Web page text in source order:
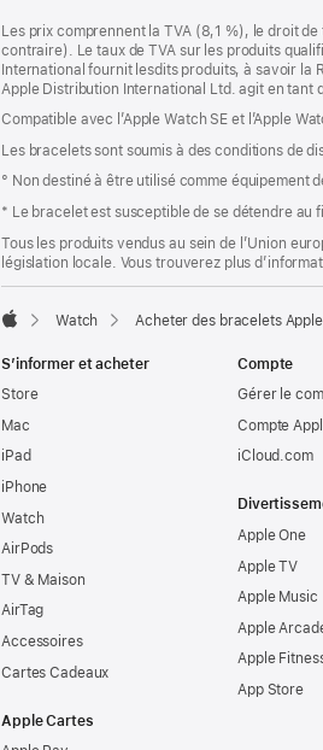
de
page
de
bas
de
Les prix comprennent la TVA (8,1 %), le droit
contraire). Le taux de TVA sur les produits
International fournit lesdits produits, à savoir la
Apple Distribution International Ltd. agit en tant
Compatible avec l’Apple Watch SE et l’Apple
Les bracelets sont soumis à des conditions de
° Non destiné à être utilisé comme équipement
* Le bracelet est susceptible de se détendre au
Tous les produits vendus au sein de l’Union
législation locale. Vous trouverez plus
Watch Acheter des bracelets
S’informer et acheter
Store
Mac
iPad
iPhone
Watch
AirPods
TV & Maison
AirTag
Accessoires
Cartes Cadeaux
Apple Cartes
Compte
Gérer le
Compte
iCloud.com
Apple One
Apple TV
Apple Music
Apple
Apple
App Store